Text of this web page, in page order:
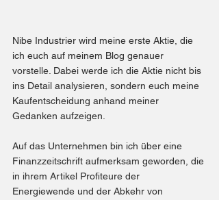
Nibe Industrier wird meine erste Aktie, die
ich euch auf meinem Blog genauer
vorstelle. Dabei werde ich die Aktie nicht bis
ins Detail analysieren, sondern euch meine
Kaufentscheidung anhand meiner
Gedanken aufzeigen.
Auf das Unternehmen bin ich über eine
Finanzzeitschrift aufmerksam geworden, die
in ihrem Artikel Profiteure der
Energiewende und der Abkehr von